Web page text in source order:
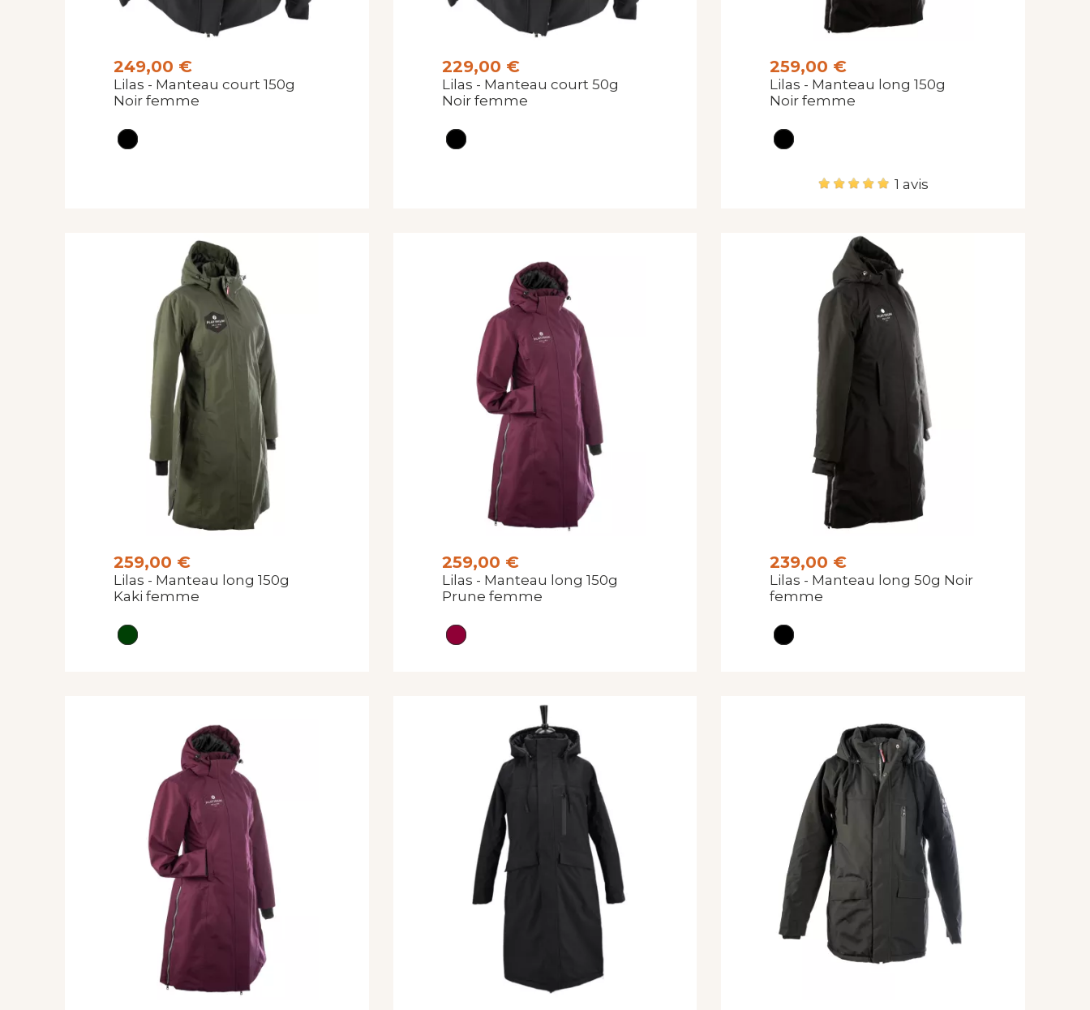
249,00 €
Lilas - Manteau court 150g
Noir femme
229,00 €
Lilas - Manteau court 50g
Noir femme
259,00 €
Lilas - Manteau long 150g
Noir femme
1 avis
259,00 €
Lilas - Manteau long 150g
Kaki femme
259,00 €
Lilas - Manteau long 150g
Prune femme
239,00 €
Lilas - Manteau long 50g Noir
femme